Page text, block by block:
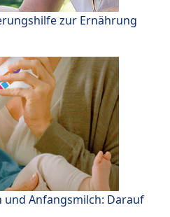
zur Ernährung
Anfangsmilch: Darauf